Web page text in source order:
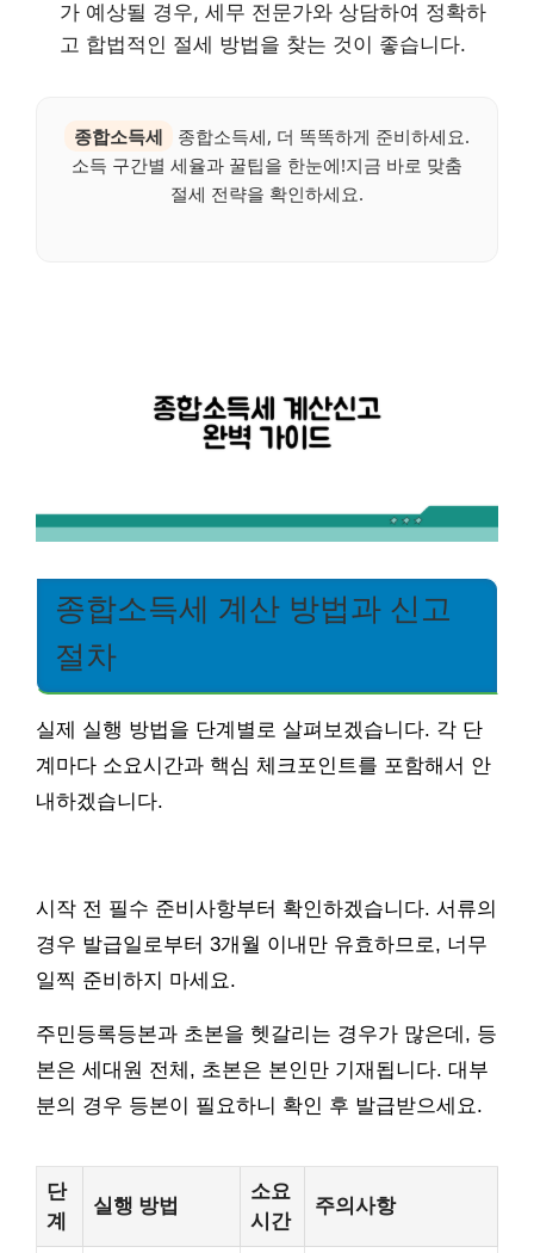
가 예상될 경우, 세무 전문가와 상담하여 정확하
고 합법적인 절세 방법을 찾는 것이 좋습니다.
종합소득세
종합소득세, 더 똑똑하게 준비하세요.
소득 구간별 세율과 꿀팁을 한눈에!지금 바로 맞춤
절세 전략을 확인하세요.
종합소득세 계산 방법과 신고
절차
실제 실행 방법을 단계별로 살펴보겠습니다. 각 단
계마다 소요시간과 핵심 체크포인트를 포함해서 안
내하겠습니다.
시작 전 필수 준비사항부터 확인하겠습니다. 서류의
경우 발급일로부터 3개월 이내만 유효하므로, 너무
일찍 준비하지 마세요.
주민등록등본과 초본을 헷갈리는 경우가 많은데, 등
본은 세대원 전체, 초본은 본인만 기재됩니다. 대부
분의 경우 등본이 필요하니 확인 후 발급받으세요.
단
계
실행 방법
소요
시간
주의사항